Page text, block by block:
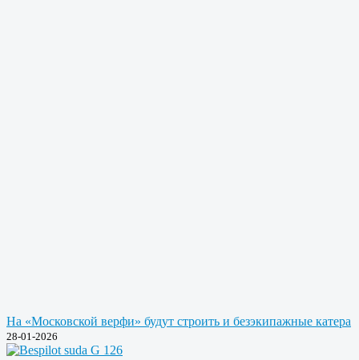
На «Московской верфи» будут строить и безэкипажные катера
28-01-2026